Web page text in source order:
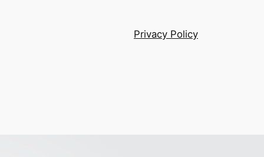
Privacy Policy